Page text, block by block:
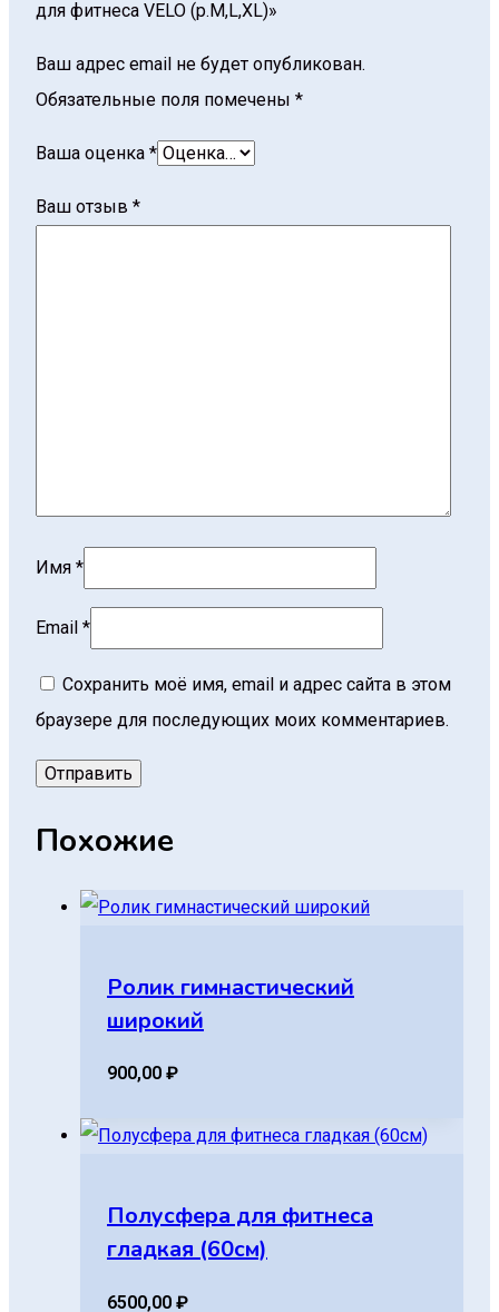
для фитнеса VELO (р.M,L,XL)»
Ваш адрес email не будет опубликован.
Обязательные поля помечены *
Ваша оценка *
Ваш отзыв *
Имя *
Email *
Сохранить моё имя, email и адрес сайта в этом
браузере для последующих моих комментариев.
Похожие
Ролик гимнастический
широкий
900,00 ₽
Полусфера для фитнеса
гладкая (60см)
6500,00 ₽